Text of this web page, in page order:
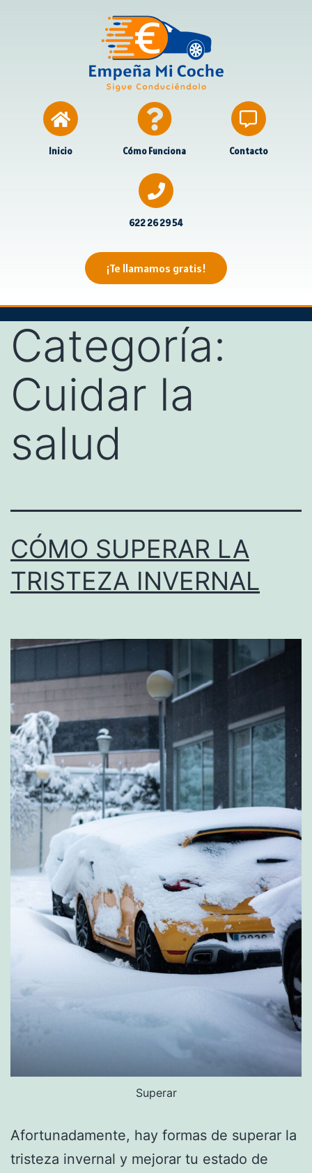
Inicio Cómo Funciona Contacto
622 26 29 54
¡Te llamamos gratis!
Categoría:
Cuidar la
salud
CÓMO SUPERAR LA
TRISTEZA INVERNAL
Superar
Afortunadamente, hay formas de superar la
tristeza invernal y mejorar tu estado de